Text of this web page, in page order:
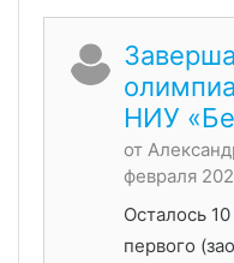
НИУ
от
февраля
Осталось
первого